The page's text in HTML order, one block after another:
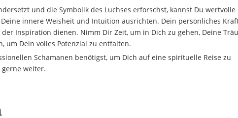
und die Symbolik des Luchses erforschst, kannst Du wertvolle
innere Weisheit und Intuition ausrichten. Dein persönliches
Inspiration dienen. Nimm Dir Zeit, um in Dich zu gehen, Deine
um Dein volles Potenzial zu entfalten.
Schamanen benötigst, um Dich auf eine spirituelle Reise zu
weiter.